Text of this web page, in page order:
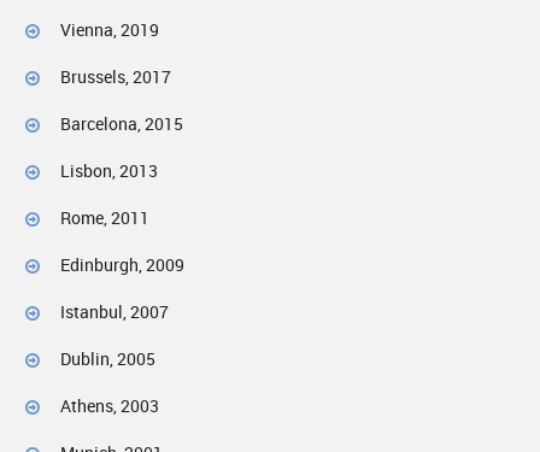
Vienna, 2019
Brussels, 2017
Barcelona, 2015
Lisbon, 2013
Rome, 2011
Edinburgh, 2009
Istanbul, 2007
Dublin, 2005
Athens, 2003